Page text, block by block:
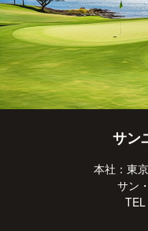
サン
本社：東
サン